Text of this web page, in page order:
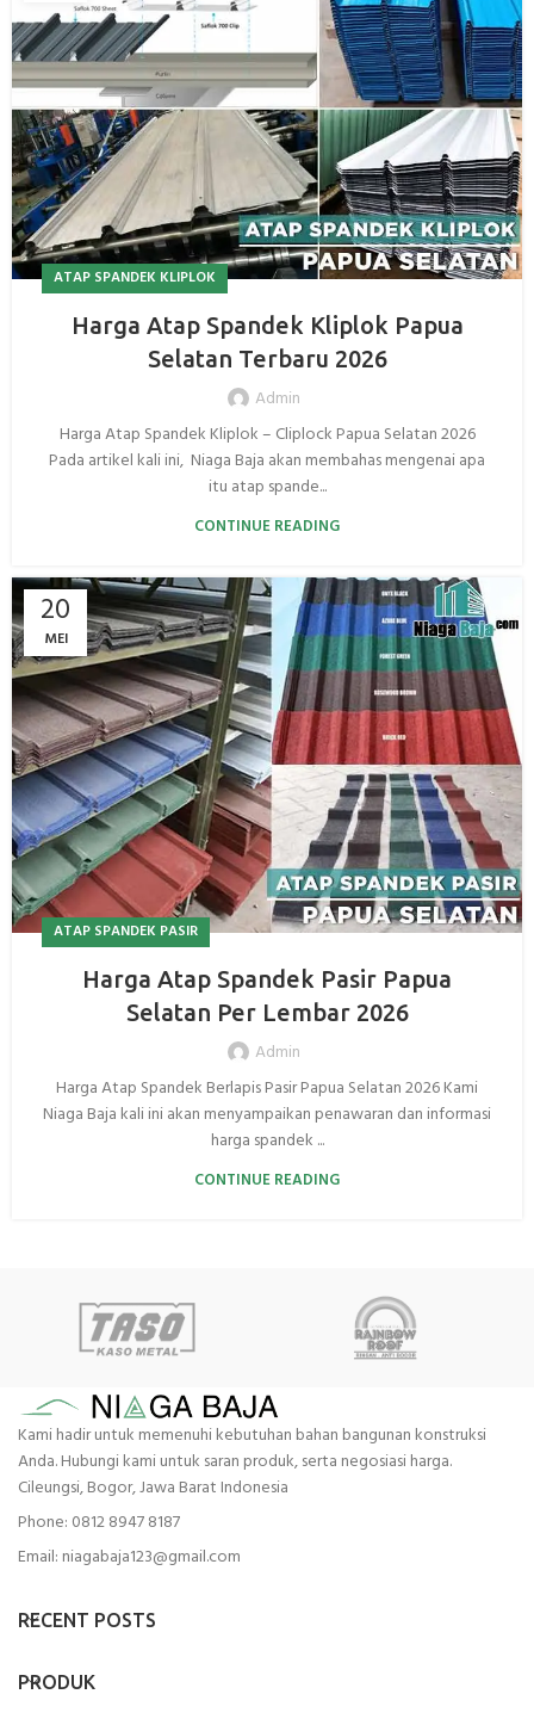
ATAP SPANDEK KLIPLOK
Harga Atap Spandek Kliplok Papua
Selatan Terbaru 2026
Admin
Harga Atap Spandek Kliplok – Cliplock Papua Selatan 2026
Pada artikel kali ini, Niaga Baja akan membahas mengenai apa
itu atap spande...
CONTINUE READING
20
MEI
ATAP SPANDEK PASIR
Harga Atap Spandek Pasir Papua
Selatan Per Lembar 2026
Admin
Harga Atap Spandek Berlapis Pasir Papua Selatan 2026 Kami
Niaga Baja kali ini akan menyampaikan penawaran dan informasi
harga spandek ...
CONTINUE READING
Kami hadir untuk memenuhi kebutuhan bahan bangunan konstruksi
Anda. Hubungi kami untuk saran produk, serta negosiasi harga.
Cileungsi, Bogor, Jawa Barat Indonesia
Phone: 0812 8947 8187
Email: niagabaja123@gmail.com
RECENT POSTS
PRODUK